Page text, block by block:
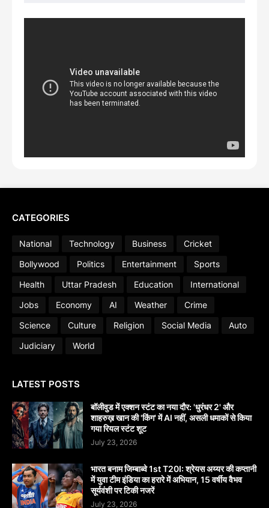
CATEGORIES
National Technology Business
Cricket
Bollywood
Politics Entertainment
Sports
Health
Uttar Pradesh Education
International
Jobs
Economy AI Weather
Crime
Science
Culture Religion Social Media
Auto
Judiciary
World
LATEST POSTS
बॉलीवुड में एक्शन स्टंट का नया दौर: 'धुरंधर 2' और
शाहरुख़ खान की 'किंग' में AI नहीं, असली धमाकों से किया
गया रियल स्टंट शूट
July 23, 2026
भारत बनाम जिम्बाब्वे 1st T20I: श्रेयस अय्यर की कप्तानी
में युवा टीम इंडिया का हरारे में अभियान, 15 वर्षीय वैभव
सूर्यवंशी पर टिकी नजरें
July 23, 2026